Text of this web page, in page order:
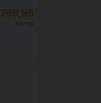
269,96
IVA incl.